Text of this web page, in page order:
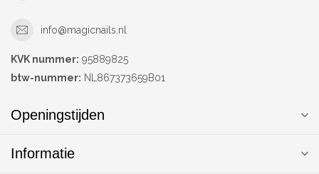
info@magicnails.nl
KVK nummer: 95889825
btw-nummer: NL867373659B01
Openingstijden
Informatie